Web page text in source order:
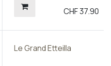
CHF37.90
Le Grand Etteilla